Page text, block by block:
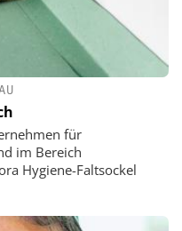
für
im Bereich
Hygiene-Faltsockel